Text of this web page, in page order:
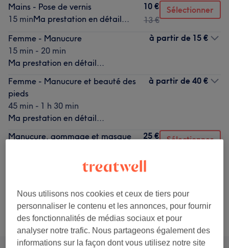
Mains - Pose de vernis
15 minMa prestation en détail...
10 €
13 €
Sélectionner
Femme - Manucure
15 min - 20 min
Ma prestation en détail...
à partir de 15 €
Femme - Manucure et beauté des
pieds
45 min - 1 h 30 min
Ma prestation en détail...
à partir de 40 €
Manucure, gommage et masque
25 € Sélectionner
Mains - Baby Boomer
Ce n'est pas ce que vous recherchiez ?
Recherchez dans notre liste de prestations
Nous utilisons nos cookies et ceux de tiers pour
personnaliser le contenu et les annonces, pour fournir
des fonctionnalités de médias sociaux et pour
analyser notre trafic. Nous partageons également des
informations sur la façon dont vous utilisez notre site